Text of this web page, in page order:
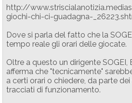
http://
giochi-chi-ci-guadagna-
Dove si parla del fatto che la
tempo reale gli orari delle giocate.
Oltre a questo un dirigente SOGEI,
afferma che "tecnicamente"
a certi orari o chiedere, da parte dei
tracciati di funzionamento.